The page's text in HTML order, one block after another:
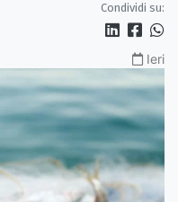
Condividi su:
Ieri